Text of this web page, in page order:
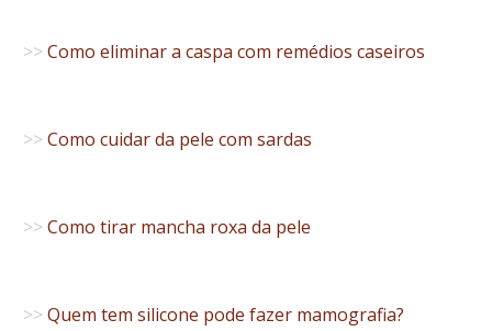
>> Como eliminar a caspa com remédios caseiros
>> Como cuidar da pele com sardas
>> Como tirar mancha roxa da pele
>> Quem tem silicone pode fazer mamografia?